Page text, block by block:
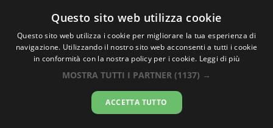
Oraesatta.co
Ora EsattaTaripe
01:16:55
Questo sito web utilizza cookie
Questo sito web utilizza i cookie per migliorare la tua esperienza di
navigazione. Utilizzando il nostro sito web acconsenti a tutti i cookie
in conformità con la nostra policy per i cookie. Leggi di più
MOSTRA TUTTI I PARTNER (1137) →
ACCETTA TUTTO